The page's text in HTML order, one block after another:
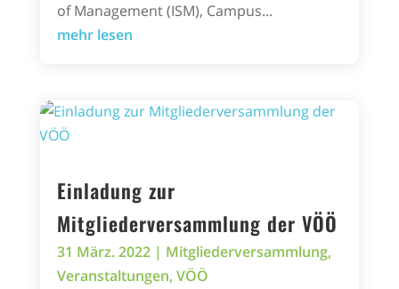
of Management (ISM), Campus...
mehr lesen
Einladung zur
Mitgliederversammlung der VÖÖ
31 März. 2022| Mitgliederversammlung,
Veranstaltungen, VÖÖ